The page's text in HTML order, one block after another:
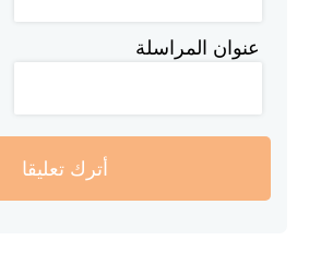
عنوان المراسلة
أترك تعليقا